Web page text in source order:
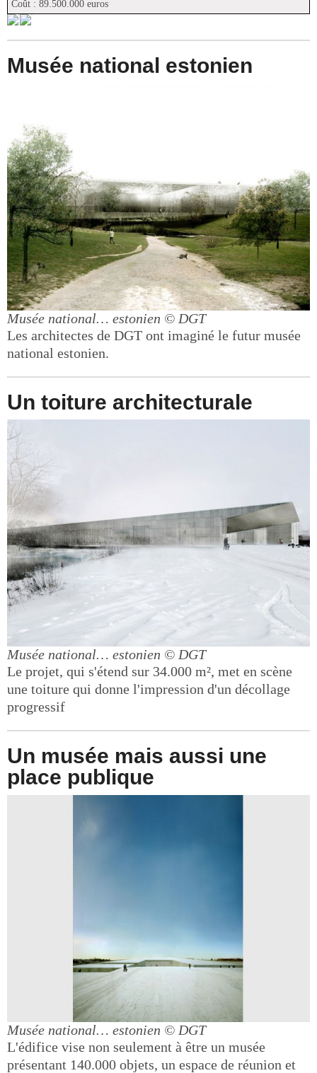
Coût : 89.500.000 euros
Musée national estonien
Musée national… estonien © DGT
Les architectes de DGT ont imaginé le futur musée
national estonien.
Un toiture architecturale
Musée national… estonien © DGT
Le projet, qui s'étend sur 34.000 m², met en scène
une toiture qui donne l'impression d'un décollage
progressif
Un musée mais aussi une
place publique
Musée national… estonien © DGT
L'édifice vise non seulement à être un musée
présentant 140.000 objets, un espace de réunion et